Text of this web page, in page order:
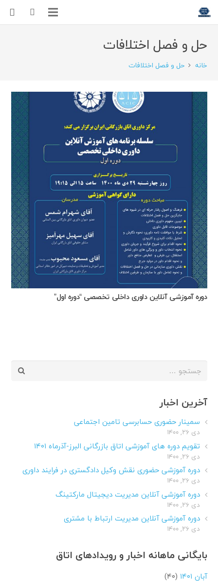
حل و فصل اختلافات
خانه حل و فصل اختلافات
دوره آموزشی آنلاین داوری داخلی تخصصی “دوره اول”
جستجو
آخرین اخبار
سمینار حضوری حسابرسی تامین اجتماعی
دی ۲۶, ۱۴۰۰
تقویم دوره های آموزشی اتاق بازرگانی البرز-آذرماه ۱۴۰۱
دی ۲۶, ۱۴۰۰
دوره آموزشی حضوری نقش وکیل دادگستری در فرایند داوری
دی ۲۶, ۱۴۰۰
دوره آموزشی آنلاین مدیریت دیجیتال مارکتینگ
دی ۲۶, ۱۴۰۰
دوره آموزشی آنلاین مدیریت ارتباط با مشتری
دی ۲۶, ۱۴۰۰
بایگانی ماهانه اخبار و رویدادهای اتاق
آبان ۱۴۰۱
(۴۰)